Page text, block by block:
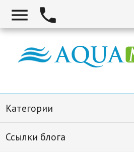
 
Категории
Ссылки блога